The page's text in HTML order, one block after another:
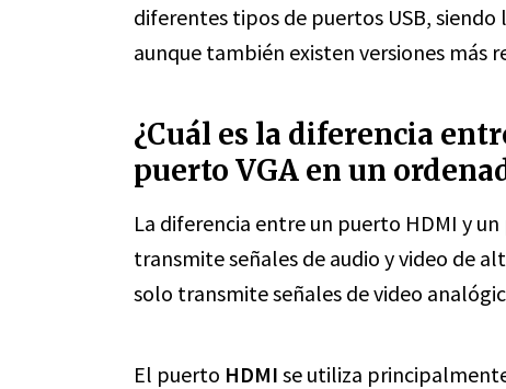
diferentes tipos de puertos USB, siendo
aunque también existen versiones más
¿Cuál es la diferencia
puerto VGA en un
La diferencia entre un puerto HDMI y
transmite señales de audio y video de
solo transmite señales de video
El puerto HDMI se utiliza